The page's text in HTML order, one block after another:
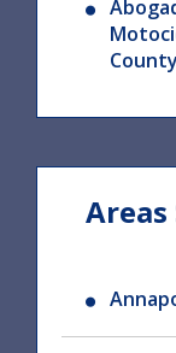
County
Areas